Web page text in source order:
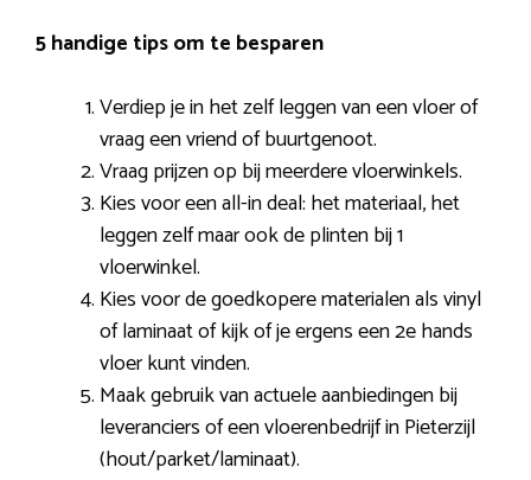
5 handige tips om te besparen
Verdiep je in het zelf leggen van een vloer of
vraag een vriend of buurtgenoot.
Vraag prijzen op bij meerdere vloerwinkels.
Kies voor een all-in deal: het materiaal, het
leggen zelf maar ook de plinten bij 1
vloerwinkel.
Kies voor de goedkopere materialen als vinyl
of laminaat of kijk of je ergens een 2e hands
vloer kunt vinden.
Maak gebruik van actuele aanbiedingen bij
leveranciers of een vloerenbedrijf in Pieterzijl
(hout/parket/laminaat).